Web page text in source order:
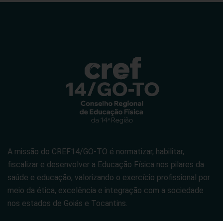
A missão do CREF14/GO-TO é normatizar, habilitar,
fiscalizar e desenvolver a Educação Física nos pilares da
saúde e educação, valorizando o exercício profissional por
meio da ética, excelência e integração com a sociedade
nos estados de Goiás e Tocantins.